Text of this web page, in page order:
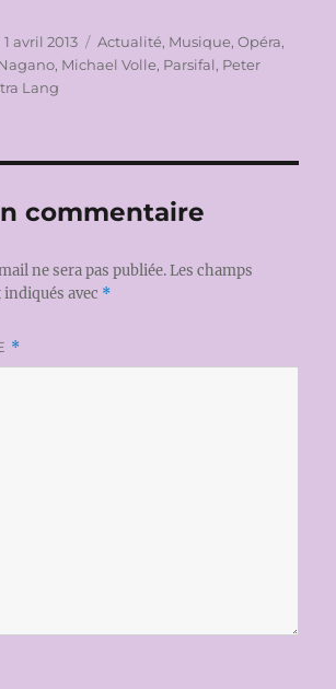
Publié
le
1 avril 2013 Catégories
Actualité, Musique,Opéra,
, Michael Volle, Parsifal, Peter
Lang
commentaire
ne sera pas publiée. Les champs
avec *
*